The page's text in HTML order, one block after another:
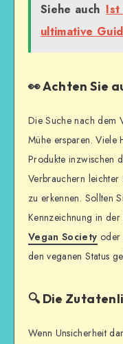
Siehe auch Ist
ultimative
👀 Achten Sie
Die Suche nach dem
Mühe ersparen. Viele
Produkte inzwischen
Verbrauchern
zu erkennen. Sollten
Kennzeichnung in
Vegan Society oder
den veganen Status
🔍 Die
Wenn Unsicherheit